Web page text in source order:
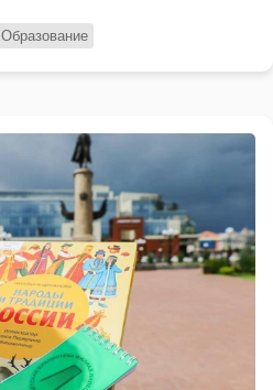
Образование